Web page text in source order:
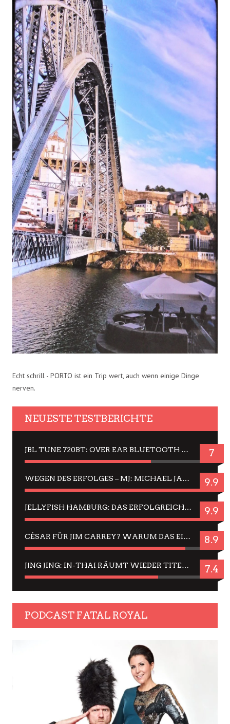
Echt schrill - PORTO ist ein Trip wert, auch wenn einige Dinge
nerven.
NEUESTE TESTBERICHTE
JBL TUNE 720BT: OVER EAR BLUETOOTH KOPFHÖRER UM DIE 50,-€ IM DAUER-TEST 7
WEGEN DES ERFOLGES – MJ: MICHAEL JACKSON MUSICAL IN EINER MATINEE SEHEN 9.9
JELLYFISH HAMBURG: DAS ERFOLGREICHE SOMMER-MENÜ 2025 IN GEFÜHLEN UND BILDERN 9.9
CÉSAR FÜR JIM CARREY? WARUM DAS EINER DER NERVIGSTEN ACTORS IST UND BLEIBT 8.9
JING JING: IN-THAI RÄUMT WIEDER TITEL AB – EIN ZWEI-STUNDEN-ERLEBNISBERICHT 7.4
PODCAST FATAL ROYAL